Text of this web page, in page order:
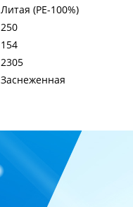
Литая (PE-100%)
250
154
2305
Заснеженная